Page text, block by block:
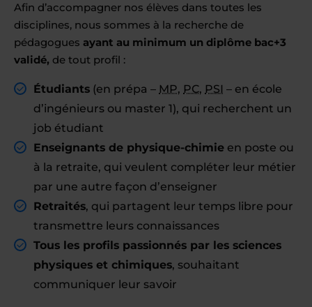
Afin d’accompagner nos élèves dans toutes les
disciplines, nous sommes à la recherche de
pédagogues ayant au minimum un diplôme bac+3
validé, de tout profil :
Étudiants (en prépa – MP, PC, PSI – en école
d’ingénieurs ou master 1), qui recherchent un
job étudiant
Enseignants de physique-chimie en poste ou
à la retraite, qui veulent compléter leur métier
par une autre façon d’enseigner
Retraités, qui partagent leur temps libre pour
transmettre leurs connaissances
Tous les profils passionnés par les sciences
physiques et chimiques, souhaitant
communiquer leur savoir